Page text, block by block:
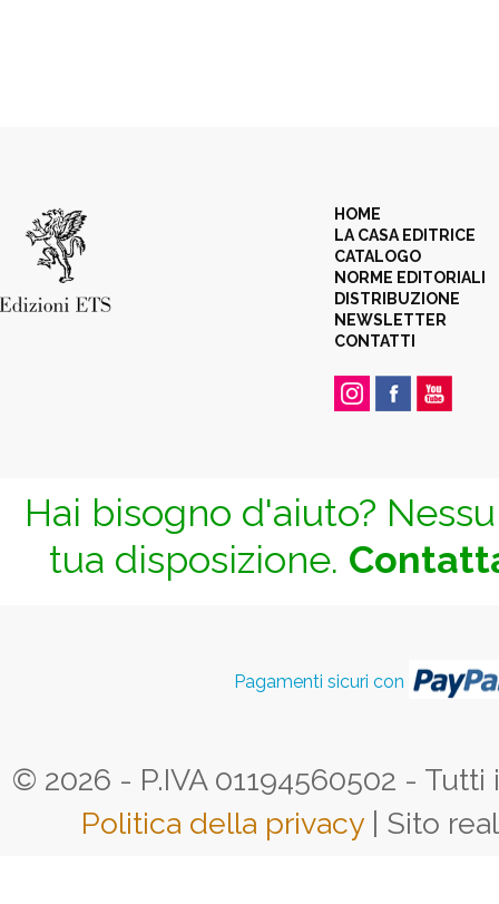
HOME
LA CASA EDITRICE
CATALOGO
NORME EDITORIALI
DISTRIBUZIONE
NEWSLETTER
CONTATTI
Hai bisogno d'aiuto?
tua disposizione.
Pagamenti sicuri con
© 2026 - P.IVA 01194560502 -
Politica della privacy | Sito